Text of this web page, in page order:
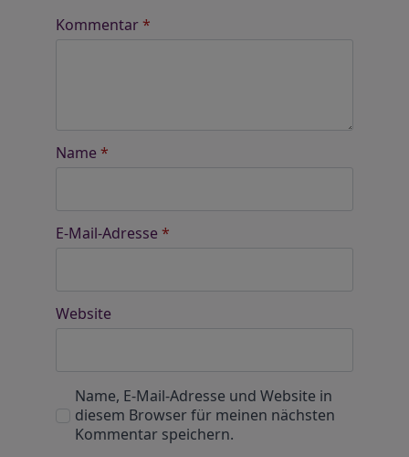
Kommentar*
Name *
E-Mail-Adresse *
Website
Name, E-Mail-Adresse und Website in
diesem Browser für meinen nächsten
Kommentar speichern.